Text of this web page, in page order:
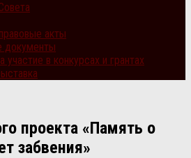
акты
документы
в конкурсах и грантах
проекта «Память о
забвения»